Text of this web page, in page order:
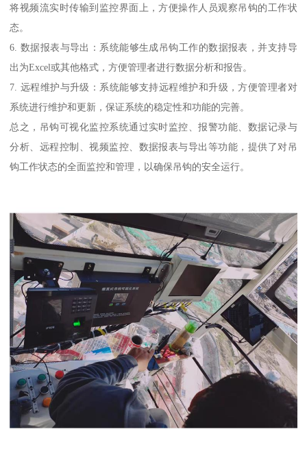
将视频流实时传输到监控界面上，方便操作人员观察吊钩的工作状
态。
6. 数据报表与导出：系统能够生成吊钩工作的数据报表，并支持导
出为Excel或其他格式，方便管理者进行数据分析和报告。
7. 远程维护与升级：系统能够支持远程维护和升级，方便管理者对
系统进行维护和更新，保证系统的稳定性和功能的完善。
总之，吊钩可视化监控系统通过实时监控、报警功能、数据记录与
分析、远程控制、视频监控、数据报表与导出等功能，提供了对吊
钩工作状态的全面监控和管理，以确保吊钩的安全运行。